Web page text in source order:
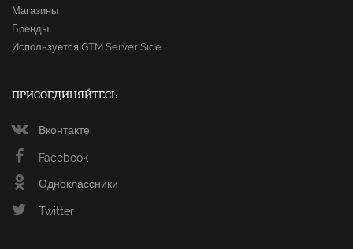
Магазины
Бренды
Используется GTM Server Side
ПРИСОЕДИНЯЙТЕСЬ
Вконтакте
Facebook
Одноклассники
Twitter